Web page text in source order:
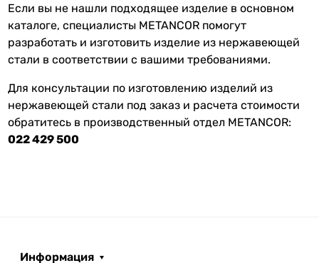
Если вы не нашли подходящее изделие в основном
каталоге, специалисты METANCOR помогут
разработать и изготовить изделие из нержавеющей
стали в соответствии с вашими требованиями.
Для консультации по изготовлению изделий из
нержавеющей стали под заказ и расчета стоимости
обратитесь в производственный отдел METANCOR:
022 429 500
Информация